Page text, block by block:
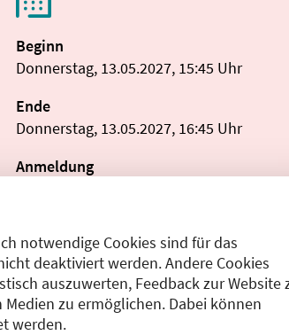
notwendige Cookies sind für das
deaktiviert werden. Andere Cookies
auszuwerten, Feedback zur Website
zu ermöglichen. Dabei können
werden.
Beginn
Donnerstag, 13.05.2027, 15:45 Uhr
Ende
Donnerstag, 13.05.2027, 16:45 Uhr
Anmeldung
nadine.hemberger@helios-
Teilnahmeentgelt
entgeltfrei